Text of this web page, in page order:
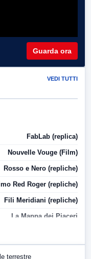
Guarda ora
VEDI TUTTI
FabLab (replica)
Nouvelle Vouge (Film)
Rosso e Nero (repliche)
Red Roger (repliche)
Fili Meridiani (repliche)
La Mappa dei Piaceri
LabNews (replica)
terrestre